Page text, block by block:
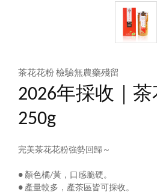
茶花花粉 檢驗無農藥殘留
2026年採收｜
250g
完美茶花花粉強勢回歸～
● 顏色橘/黃，口感脆硬。
● 產量較多，產茶區皆可採收。